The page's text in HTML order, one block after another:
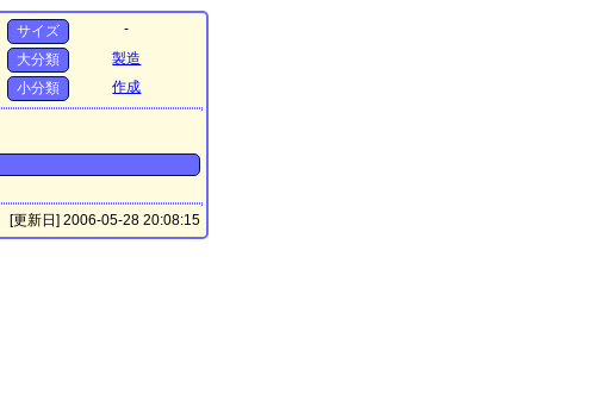
サイズ
-
大分類
製造
小分類
作成
[更新日] 2006-05-28 20:08:15